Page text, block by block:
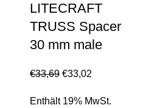
LITECRAFT
TRUSS Spacer
30 mm male
€33,69 €33,02
Enthält 19% MwSt.